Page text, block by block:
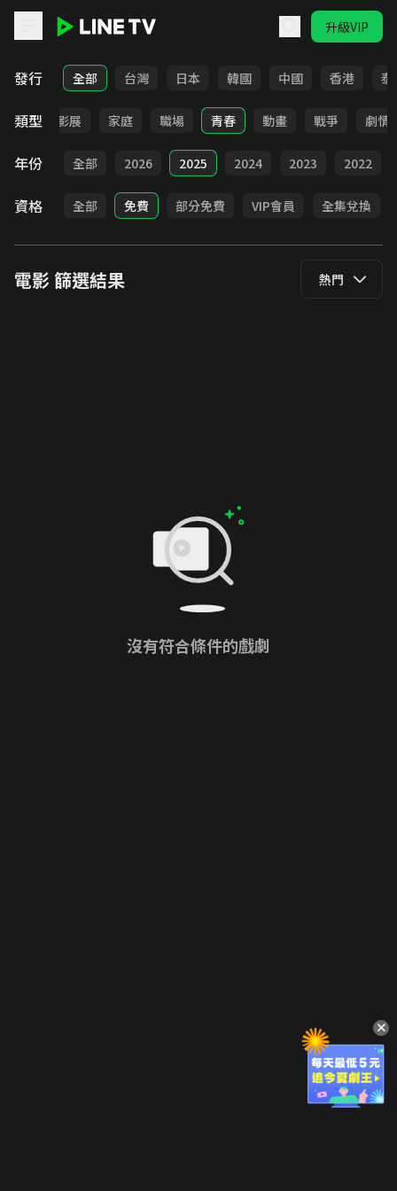
升級VIP
LINE TV - 電影
發行 全部 台灣 日本 韓國 中國 香港 泰
類型
奇幻 影展 家庭 職場 青春 動畫 戰爭 劇情
年份 全部 2026 2025 2024 2023 2022
資格 全部 免費 部分免費 VIP會員 全集兌換
電影篩選結果 熱門
沒有符合條件的戲劇